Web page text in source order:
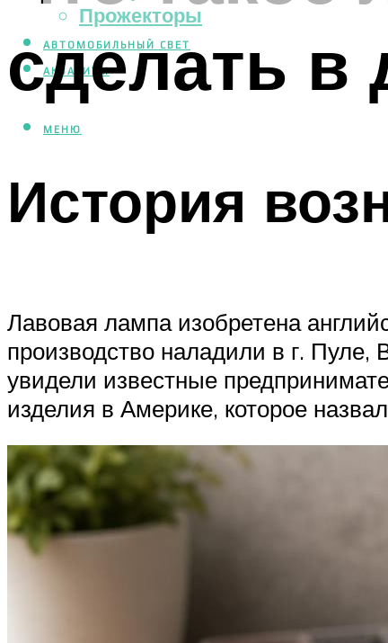
Прожекторы
АВТОМОБИЛЬНЫЙ СВЕТ
АКВАРИУМ
МЕНЮ
сделать в
История
Лавовая лампа изобретена
производство наладили в г.
увидели известные
изделия в Америке, которое